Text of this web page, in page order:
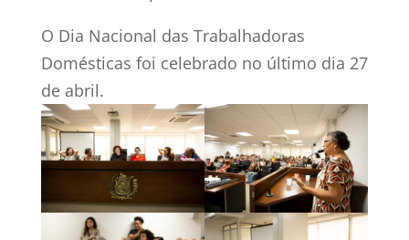
O Dia Nacional das Trabalhadoras
Domésticas foi celebrado no último dia 27
de abril.